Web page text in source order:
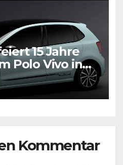
15 Jahre
Polo Vivo in
Kommentar